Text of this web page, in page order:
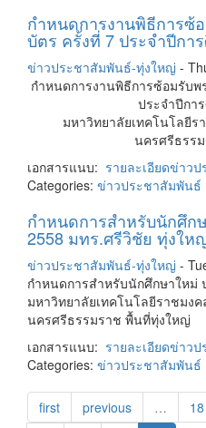
กำหนดการงานพิธีการ
บัตร ครั้งที่ 7 ประจำปีก
ข่าวประชาสัมพันธ์-ทุ่งใหญ่ -
กำหนดการงานพิธีการซ้อมรับ
ประจำปีกา
มหาวิทยาลัยเทคโนโลยี
นครศรีธรร
เอกสารแนบ: รายละเอียดข่าวป
Categories: ข่าวประชาสัมพันธ์
กำหนดการสำหรับนักศึก
2558 มทร.ศรีวิชัย ทุ่งให
ข่าวประชาสัมพันธ์-ทุ่งใหญ่ -
กำหนดการสำหรับนักศึกษาใหม่
มหาวิทยาลัยเทคโนโลยีราชมง
นครศรีธรรมราช พื้นที่ทุ่งใหญ่
เอกสารแนบ: รายละเอียดข่าวป
Categories: ข่าวประชาสัมพันธ์
first previous … 18